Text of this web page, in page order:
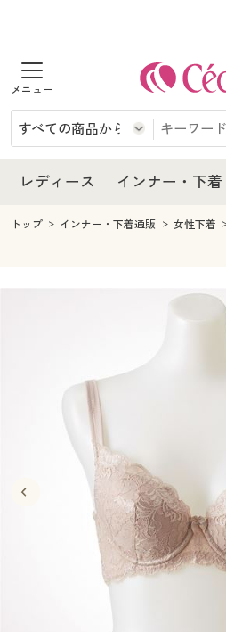
商品を探す
レディース
レディースファッション
インナー・下着
インナー・下着通販すべて
ジュニア・ティーンズ下着
メンズ
キッチン・雑貨・日用品
寝具・インテリア・家具
寝具・インテリア・家具通販すべて
家具・収納
寝具・ベッド
カーテン・ラグ・ファブリック
美容・健康通販すべて
美容・健康・サプリメント
制服・スクール
制服・スクールすべて
制服・学生服
ジュニア・ティーンズ下着
大きいサイズ
大きいサイズ通販すべて
大きいサイズ レディース服
バーゲンセール
レディース インナー・下着
レディース
レディース通販すべて
レディースファッション
インナー・下着
インナー・下着通販すべて
メンズ
寝具・インテリア・家具通販すべて
寝具・ベッド
カーテン・ラグ・ファブリック
美容・健康・サプリメント
制服・スクールすべて
制服・学生服
ジュニア・ティーンズ下着
大きいサイズ
大きいサイズ通販すべて
大きいサイズ レディース服
大きいサイズ レディース下着
大きいサイズ メンズ
バーゲン
バーゲンセール
シークレットセール
商品カテゴリ一覧
トップ インナー・下着通販 女性下着